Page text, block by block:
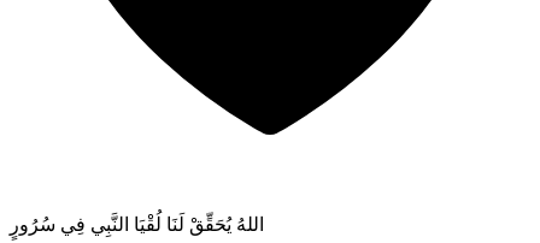
اللهُ يُحَقِّقْ لَنَا لُقْيَا النَّبِي فِي سُرُورٍ